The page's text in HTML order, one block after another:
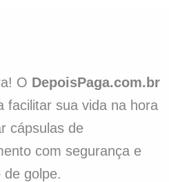
O DepoisPaga.com.br
facilitar sua vida na hora
cápsulas de
com segurança e
golpe.